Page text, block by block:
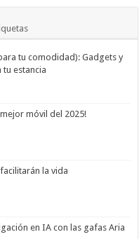
tu comodidad): Gadgets y
estancia
mejor móvil del 2025!
la vida
en IA con las gafas Aria